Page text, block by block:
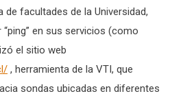
de facultades de la Universidad,
en sus servicios (como
el sitio web
, herramienta de la VTI, que
sondas ubicadas en diferentes